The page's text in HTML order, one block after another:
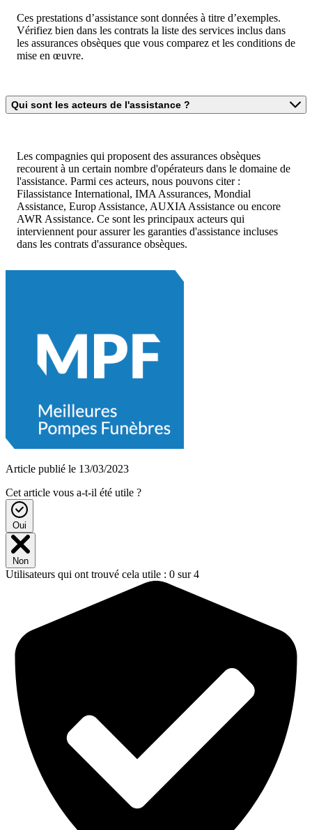
Ces prestations d’assistance sont données à titre d’exemples.
Vérifiez bien dans les contrats la liste des services inclus dans
les assurances obsèques que vous comparez et les conditions de
mise en œuvre.
Qui sont les acteurs de l'assistance ?
Les compagnies qui proposent des assurances obsèques
recourent à un certain nombre d'opérateurs dans le domaine de
l'assistance. Parmi ces acteurs, nous pouvons citer :
Filassistance International, IMA Assurances, Mondial
Assistance, Europ Assistance, AUXIA Assistance ou encore
AWR Assistance. Ce sont les principaux acteurs qui
interviennent pour assurer les garanties d'assistance incluses
dans les contrats d'assurance obsèques.
Article publié le 13/03/2023
Cet article vous a-t-il été utile ?
Oui
Non
Utilisateurs qui ont trouvé cela utile : 0 sur 4